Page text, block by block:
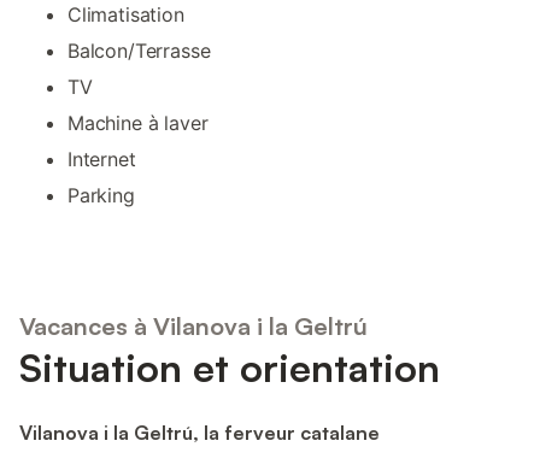
Climatisation
Balcon/Terrasse
TV
Machine à laver
Internet
Parking
Vacances à Vilanova i la Geltrú
Situation et orientation
Vilanova i la Geltrú, la ferveur catalane